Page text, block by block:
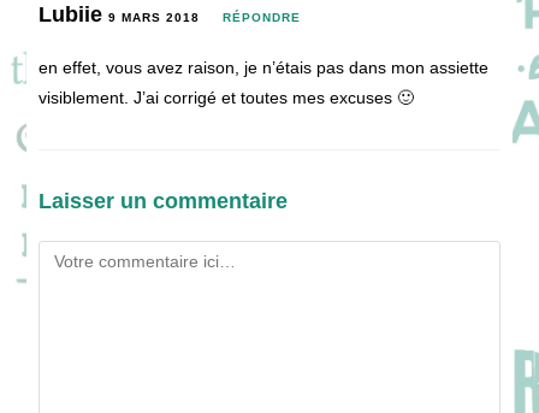
Lubiie9 MARS 2018 RÉPONDRE
en effet, vous avez raison, je n’étais pas dans mon assiette
visiblement. J’ai corrigé et toutes mes excuses 🙂
Laisser un commentaire
Comment